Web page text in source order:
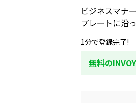
ビジネスマナ
プレートに沿
1分で登録完了!
無料の